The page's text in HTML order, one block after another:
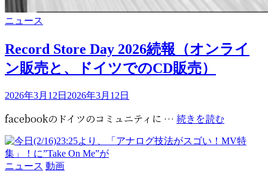
カ
ゴ
リ
ー
ニュース
Record Store Day 2026続報（オンライ
ン販売と、ドイツでのCD販売）
投
日:
2026年3月12日 2026年3月12日
facebookのドイツのコミュニティに … 続きを読む
Day
カ
ニュース 動画